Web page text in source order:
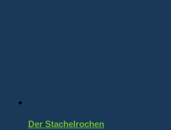
Der Stachelrochen